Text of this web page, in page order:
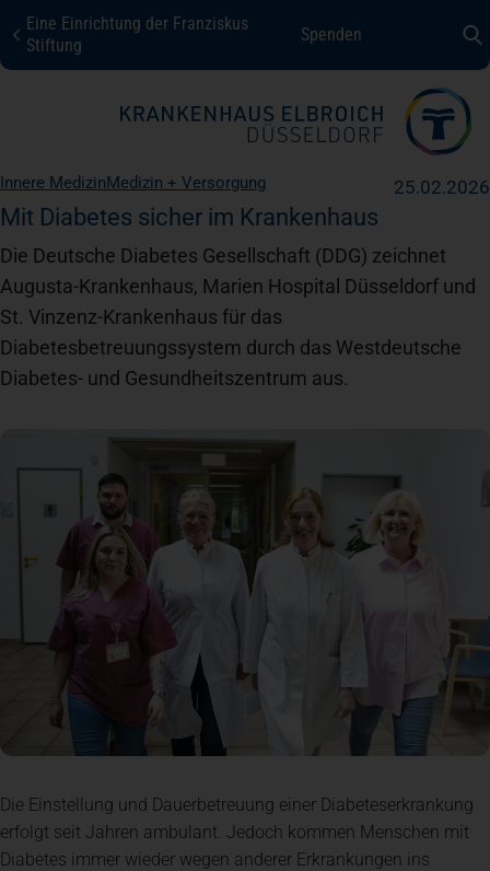
Eine Einrichtung der Franziskus
Stiftung
Spenden
KHE Düsseldorf
Patienten + Besucher
Über uns
Karriere
Spenden + Helfen
Spenden
Spenden + Helfen
Innere MedizinMedizin + Versorgung 25.02.2026
Mit Diabetes sicher im Krankenhaus
Die Deutsche Diabetes Gesellschaft (DDG) zeichnet
Augusta-Krankenhaus, Marien Hospital Düsseldorf und
St. Vinzenz-Krankenhaus für das
Diabetesbetreuungssystem durch das Westdeutsche
Diabetes- und Gesundheitszentrum aus.
Die Einstellung und Dauerbetreuung einer Diabeteserkrankung
erfolgt seit Jahren ambulant. Jedoch kommen Menschen mit
Diabetes immer wieder wegen anderer Erkrankungen ins